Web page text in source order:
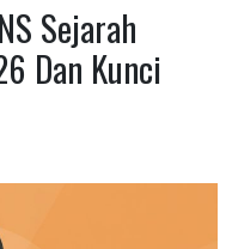
Sejarah
Dan Kunci